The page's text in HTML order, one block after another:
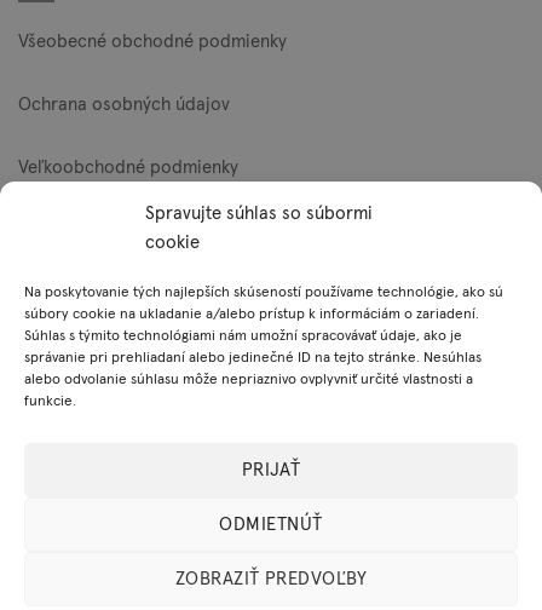
Spravujte súhlas so súbormi
cookie
Na poskytovanie tých najlepších skúseností používame technológie, ako sú
súbory cookie na ukladanie a/alebo prístup k informáciám o zariadení.
Súhlas s týmito technológiami nám umožní spracovávať údaje, ako je
správanie pri prehliadaní alebo jedinečné ID na tejto stránke. Nesúhlas
alebo odvolanie súhlasu môže nepriaznivo ovplyvniť určité vlastnosti a
funkcie.
PRIJAŤ
ODMIETNÚŤ
ZOBRAZIŤ PREDVOĽBY
Všeobecné obchodné podmienky
Ochrana osobných údajov
Veľkoobchodné podmienky
Reklamačný poriadok
Zásady používania súborov cookie (EÚ)
Platobné metódy
© 2026 Mylo, s.r.o. Všetky práva vyhradené.